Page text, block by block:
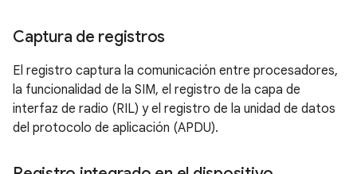
Captura de registros
El registro captura la comunicación entre procesadores,
la funcionalidad de la SIM, el registro de la capa de
interfaz de radio (RIL) y el registro de la unidad de datos
del protocolo de aplicación (APDU).